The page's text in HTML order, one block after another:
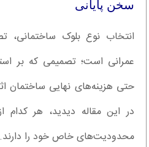
سخن پایانی
انتخاب نوع بلوک ساختمانی،
عمرانی است؛ تصمیمی که بر
حتی هزینه‌های نهایی ساختمان
در این مقاله دیدید، هر کدام
محدودیت‌های خاص خود را دارند.